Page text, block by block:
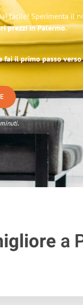
facile! Sperimenta il
prezzi in Palermo.
fai il primo passo
a